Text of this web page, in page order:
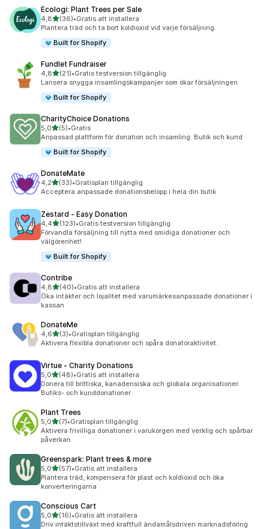
Ecologi: Plant Trees per Sale
4,8av 5 stjärnor
(36)
36 recensioner totalt
•Gratis att installera
Plantera träd och ta bort koldioxid vid varje försäljning.
Built for Shopify
Fundlet Fundraiser
4,8av 5 stjärnor
(21)
21 recensioner totalt
•Gratis testversion tillgänglig
Lansera snygga insamlingskampanjer som ökar försäljningen
Built for Shopify
CharityChoice Donations
5,0av 5 stjärnor
(5)
5 recensioner totalt
•Gratis
Anpassad plattform för donation och insamling. Butik och kund
Built for Shopify
DonateMate
4,2av 5 stjärnor
(33)
33 recensioner totalt
•Gratisplan tillgänglig
Acceptera anpassade donationsbelopp i hela din butik
Zestard ‑ Easy Donation
4,4av 5 stjärnor
(123)
123 recensioner totalt
•Gratis testversion tillgänglig
Förvandla försäljning till nytta med smidiga donationer och
välgörenhet!
Built for Shopify
Contribe
4,8av 5 stjärnor
(40)
40 recensioner totalt
•Gratis att installera
Öka intäkter och lojalitet med varumärkesanpassade donationer i
kassan
DonateMe
4,6av 5 stjärnor
(3)
3 recensioner totalt
•Gratisplan tillgänglig
Aktivera flexibla donationer och spåra donatoraktivitet.
Virtue ‑ Charity Donations
5,0av 5 stjärnor
(48)
48 recensioner totalt
•Gratis att installera
Donera till brittiska, kanadensiska och globala organisationer.
Butiks- och kunddonationer.
Plant Trees
5,0av 5 stjärnor
(7)
7 recensioner totalt
•Gratisplan tillgänglig
Aktivera frivilliga donationer i varukorgen med verklig och spårbar
påverkan
Greenspark: Plant trees & more
5,0av 5 stjärnor
(57)
57 recensioner totalt
•Gratis att installera
Plantera träd, kompensera för plast och koldioxid och öka
konverteringarna
Conscious Cart
5,0av 5 stjärnor
(16)
16 recensioner totalt
•Gratis att installera
Driv intäktstillväxt med kraftfull ändamålsdriven marknadsföring